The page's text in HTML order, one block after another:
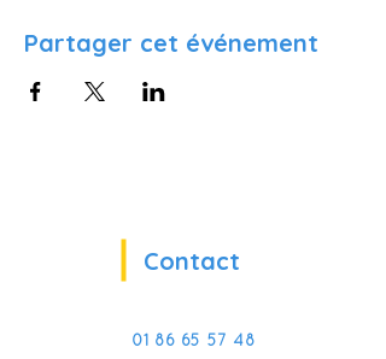
Partager cet événement
Contact
01 86 65 57 48